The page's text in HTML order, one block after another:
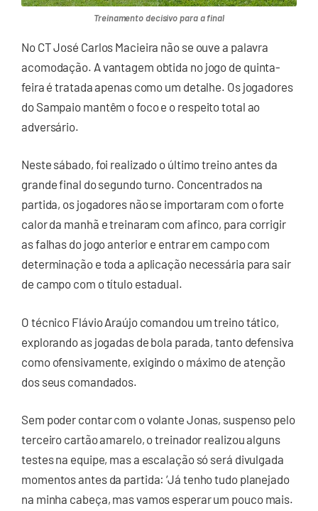
Treinamento decisivo para a final
No CT José Carlos Macieira não se ouve a palavra
acomodação. A vantagem obtida no jogo de quinta-
feira é tratada apenas como um detalhe. Os jogadores
do Sampaio mantêm o foco e o respeito total ao
adversário.
Neste sábado, foi realizado o último treino antes da
grande final do segundo turno. Concentrados na
partida, os jogadores não se importaram com o forte
calor da manhã e treinaram com afinco, para corrigir
as falhas do jogo anterior e entrar em campo com
determinação e toda a aplicação necessária para sair
de campo com o título estadual.
O técnico Flávio Araújo comandou um treino tático,
explorando as jogadas de bola parada, tanto defensiva
como ofensivamente, exigindo o máximo de atenção
dos seus comandados.
Sem poder contar com o volante Jonas, suspenso pelo
terceiro cartão amarelo, o treinador realizou alguns
testes na equipe, mas a escalação só será divulgada
momentos antes da partida: ‘Já tenho tudo planejado
na minha cabeça, mas vamos esperar um pouco mais.